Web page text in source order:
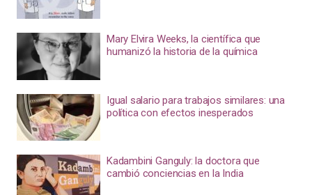
Mary Elvira Weeks, la científica que
humanizó la historia de la química
Igual salario para trabajos similares: una
política con efectos inesperados
Kadambini Ganguly: la doctora que
cambió conciencias en la India